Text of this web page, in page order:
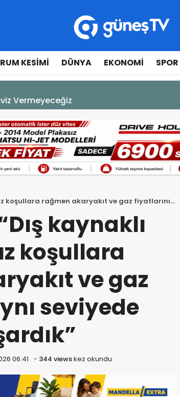
RUM KESIMI DÜNYA EKONOMI SPOR
fenalaşarak hastaneye kaldırıldı
koşullara rağmen akaryakıt ve gaz fiyatlarını
kaynaklı
koşullara
ve gaz
seviyede
06:41 - 344 viewskez okundu